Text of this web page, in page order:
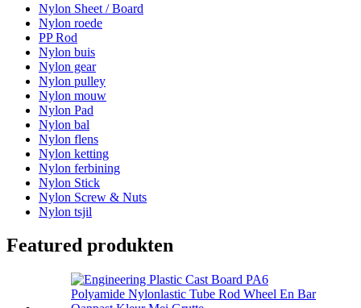
Nylon Sheet / Board
Nylon roede
PP Rod
Nylon buis
Nylon gear
Nylon pulley
Nylon mouw
Nylon Pad
Nylon bal
Nylon flens
Nylon ketting
Nylon ferbining
Nylon Stick
Nylon Screw & Nuts
Nylon tsjil
Featured produkten